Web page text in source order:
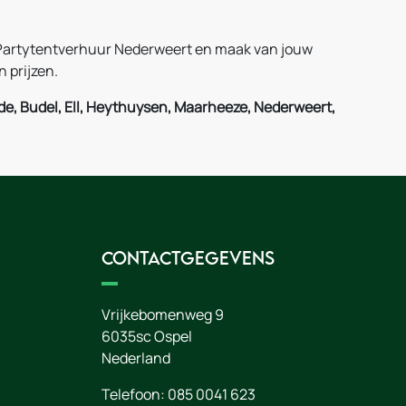
Nederweert en maak van jouw
prijzen.
Ell, Heythuysen, Maarheeze, Nederweert,
Contactgegevens
Vrijkebomenweg 9
6035scOspel
Nederland
Telefoon: 085 0041 623